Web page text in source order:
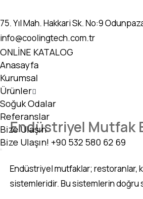
75. Yıl Mah. Hakkari Sk. No:9
info@coolingtech.com.tr
ONLİNE KATALOG
Anasayfa
Kurumsal
Ürünler
Soğuk Odalar
Referanslar
Bize Ulaşın
Bize Ulaşın! +90 532 580 62 69
Endüstriyel Mutfak
Endüstriyel mutfaklar; restoranlar,
sistemleridir. Bu sistemlerin doğru